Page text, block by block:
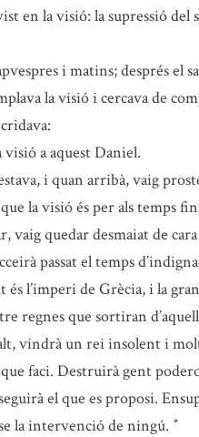
en la visió: la supressió del
i matins; després el
la visió i cercava de
a aquest Daniel.
i quan arribà, vaig
la visió és per als temps
vaig quedar desmaiat de
passat el temps
és l’imperi de Grècia, i la
regnes que sortiran
vindrà un rei insolent i
faci. Destruirà gent
el que es proposi.
la intervenció de ningú. *